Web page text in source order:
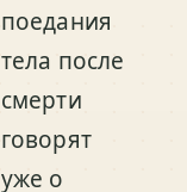
поедания
тела после
смерти
говорят
уже о